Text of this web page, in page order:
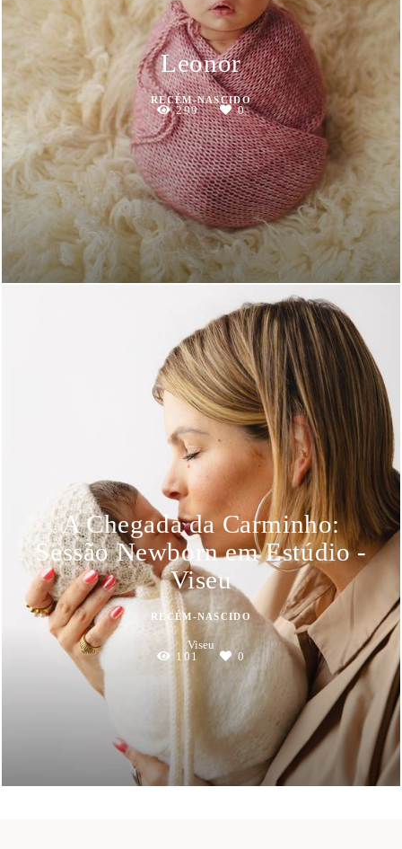
Leonor
RECÉM-NASCIDO
299 0
A Chegada da Carminho:
Sessão Newborn em Estúdio -
Viseu
RECÉM-NASCIDO
Viseu
101
0